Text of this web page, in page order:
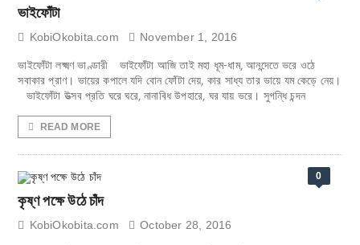
ভাইফোঁটা
KobiOkobita.com November 1, 2016
ভাইফোঁটা লক্ষ্মণ ভাণ্ডারী ভাইফোঁটা আজি তাই মহা ধূম-ধাম, আনন্দেতে ভরে ওঠে
সবাকার প্রাণ। ভায়ের কপালে যদি বোন ফোঁটা দেয়, কার সাধ্য তার ভায়ে যম কেড়ে নেয়।
ভাইফোঁটা উত্সব প্রতি ঘরে ঘরে, নানাবিধ উপহারে, ঘর যায় ভরে। সুগন্ধি চন্দন
READ MORE
0
কৃষ্ণ পক্ষে উঠে চাঁদ
KobiOkobita.com October 28, 2016